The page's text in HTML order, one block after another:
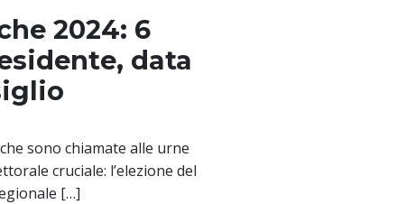
2024: 6
data
sono chiamate alle urne
cruciale: l’elezione del
[…]